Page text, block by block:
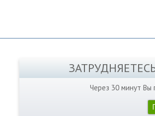
Через 30 минут Вы